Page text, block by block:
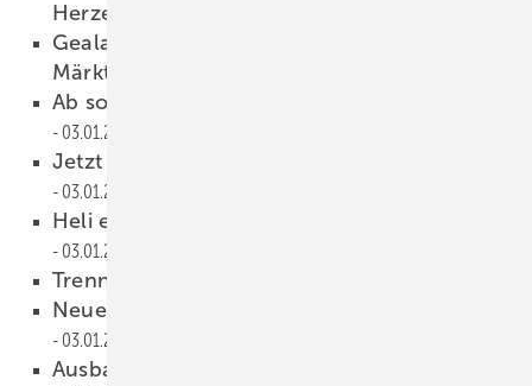
Herzegowina ausgebaut
Gealan bringt sich in Stellung für sinkende
Mär kte
Ab sofort CO2-armes Glas im Angebot
03.01.2023
Jetzt Niederlassung in Tschechien
03.01.2023
Heli erweitert Vertrieb in Belgien
03.01.2023
Trennwände zum Wohlfühlen
Neues Training Center in Bologna
03.01.2023
Ausbau der Markenpräsenz in Südengland